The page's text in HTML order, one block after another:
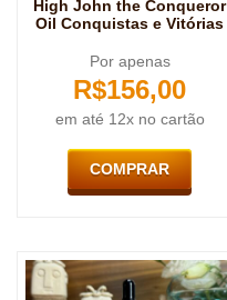
High John the Conqueror
Oil Conquistas e Vitórias
Por apenas
R$156,00
em até 12x no cartão
COMPRAR